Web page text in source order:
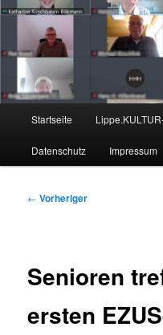
Zum
primären
springenLippe
Nachrichten aus dem
Startseite
Datenschutz Impressum
Beitragsnavigation
← Vorheriger
Senioren
ersten